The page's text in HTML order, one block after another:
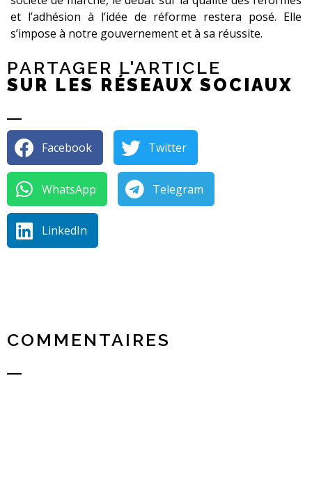
et l’adhésion à l’idée de réforme restera posé. Elle
s’impose à notre gouvernement et à sa réussite.
PARTAGER L'ARTICLE
SUR LES RÉSEAUX SOCIAUX
Facebook Twitter
WhatsApp Telegram
LinkedIn
COMMENTAIRES